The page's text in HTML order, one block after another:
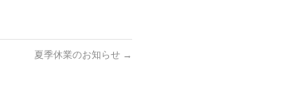
夏季休業のお知らせ →